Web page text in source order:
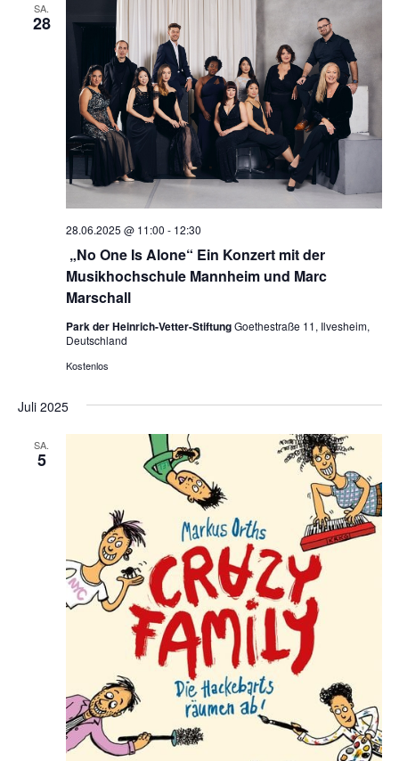
SA.
28
„No One Is Alone“ Ein Konzert mit der
Musikhochschule Mannheim und Marc
Marschall
28.06.2025 @ 11:00 - 12:30
Park der Heinrich-Vetter-StiftungGoethestraße 11, Ilvesheim,
Deutschland
Kostenlos
Juli 2025
SA.
5